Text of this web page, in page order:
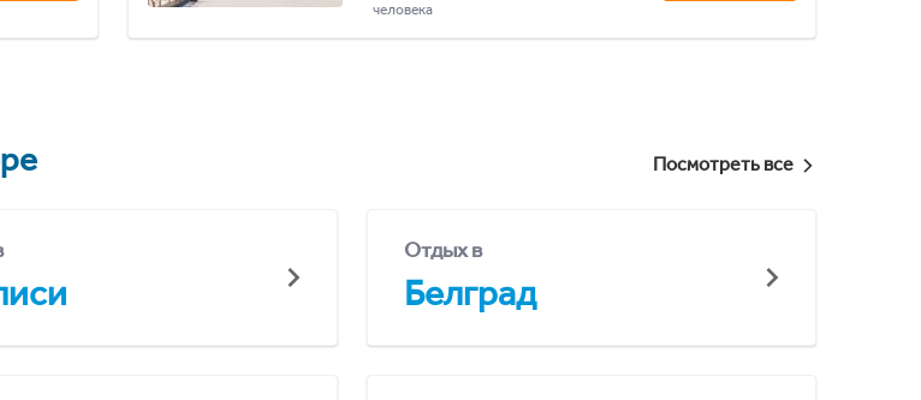
человека
Посмотреть все
Отдых в
Белград